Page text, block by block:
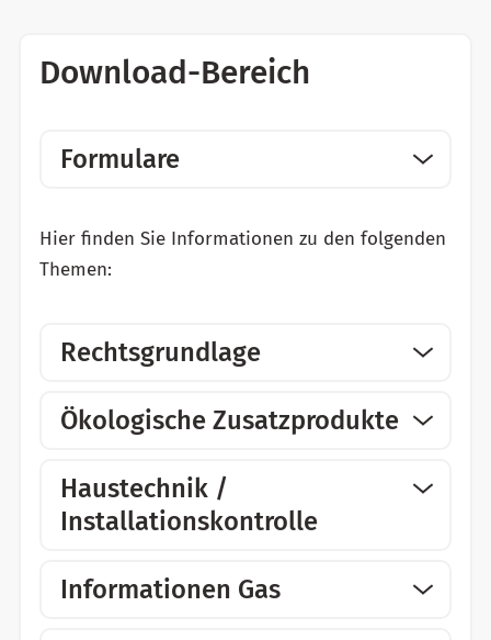
Download-Bereich
Formulare
Hier finden Sie Informationen zu den folgenden
Themen:
Rechtsgrundlage
Ökologische Zusatzprodukte
Haustechnik /
Installationskontrolle
Informationen Gas